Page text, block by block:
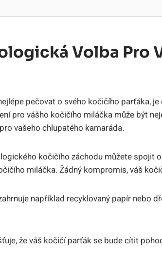
Volba Pro
pečovat o svého kočičího parťáka,
pro vášho kočičího miláčka může být
vašeho chlupatého kamaráda.
kočičího záchodu můžete spojit
miláčka. Žádný kompromis, váš
například recyklovaný papír nebo
že váš kočičí parťák se bude cítit